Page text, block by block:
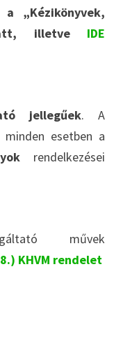
„Kézikönyvek,
illetve IDE
jellegűek. A
minden esetben a
rendelkezései
művek
KHVM rendelet